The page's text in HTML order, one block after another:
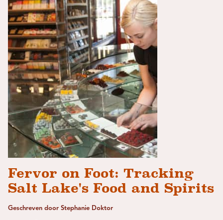
Fervor on Foot: Tracking
Salt Lake's Food and Spirits
Geschreven door Stephanie Doktor